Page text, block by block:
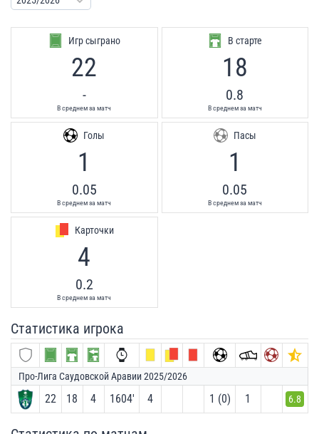
Игр сыграно
22
-
В среднем за матч
В старте
18
0.8
В среднем за матч
Голы
1
0.05
В среднем за матч
Пасы
1
0.05
В среднем за матч
Карточки
4
0.2
В среднем за матч
Статистика игрока
Про-Лига Саудовской Аравии 2025/2026
22 18 4 1604′ 4 1 (0) 1 6.8